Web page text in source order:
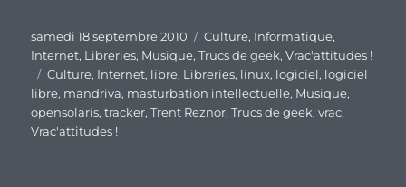
Publié
le
samedi 18 septembre 2010 Catégories
Culture, Informatique,
Internet, Libreries, Musique,Trucs de geek,Vrac'attitudes !
Étiquettes
Culture, Internet, libre, Libreries, linux, logiciel, logiciel
libre, mandriva, masturbation intellectuelle, Musique,
opensolaris,tracker,Trent Reznor,Trucs de geek,vrac,
Vrac'attitudes !